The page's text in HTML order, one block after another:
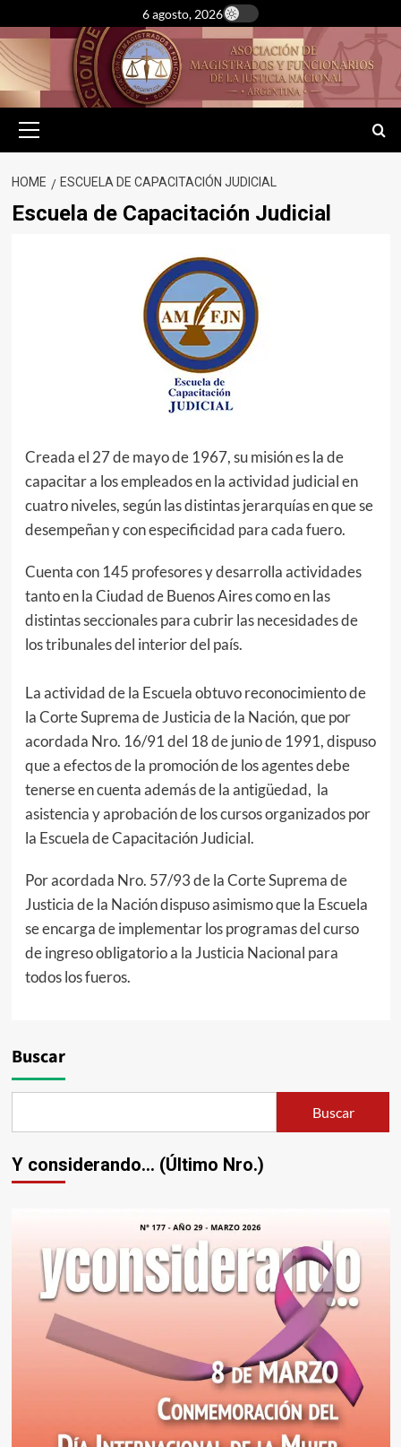
to
content
6 agosto, 2026
Menu
HOME ESCUELA DE CAPACITACIÓN JUDICIAL
Escuela de Capacitación Judicial
Creada el 27 de mayo de 1967, su misión es la de
capacitar a los empleados en la actividad judicial en
cuatro niveles, según las distintas jerarquías en que se
desempeñan y con especificidad para cada fuero.
Cuenta con 145 profesores y desarrolla actividades
tanto en la Ciudad de Buenos Aires como en las
distintas seccionales para cubrir las necesidades de
los tribunales del interior del país.
La actividad de la Escuela obtuvo reconocimiento de
la Corte Suprema de Justicia de la Nación, que por
acordada Nro. 16/91 del 18 de junio de 1991, dispuso
que a efectos de la promoción de los agentes debe
tenerse en cuenta además de la antigüedad, la
asistencia y aprobación de los cursos organizados por
la Escuela de Capacitación Judicial.
Por acordada Nro. 57/93 de la Corte Suprema de
Justicia de la Nación dispuso asimismo que la Escuela
se encarga de implementar los programas del curso
de ingreso obligatorio a la Justicia Nacional para
todos los fueros.
Buscar
Buscar
Y considerando... (Último Nro.)